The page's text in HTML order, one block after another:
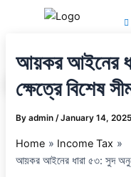
আয়কর আইনের
ক্ষেত্রে বিশেষ
Byadmin /January 14, 2025
Home
Income Tax
আয়কর আইনের ধারা ৫৩: সুদ